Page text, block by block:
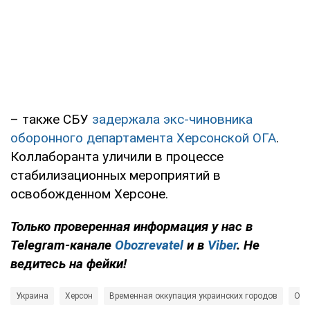
– также СБУ задержала экс-чиновника
оборонного департамента Херсонской ОГА.
Коллаборанта уличили в процессе
стабилизационных мероприятий в
освобожденном Херсоне.
Только проверенная информация у нас в
Telegram-канале Obozrevatelи в Viber. Не
ведитесь на фейки!
Украина Херсон Временная оккупация украинских городов